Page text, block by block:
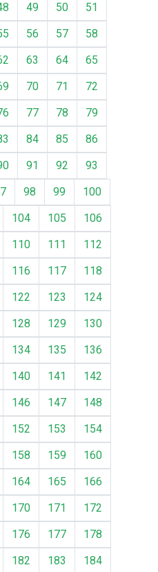
49 50
51
56 57
58
63 64
65
70 71
72
77 78
79
84 85
86
91 92
93
98 99
100
104 105
106
110 111
112
116 117
118
122 123
124
128 129
130
134 135
136
140 141
142
146 147
148
152 153
154
158 159
160
164 165
166
170 171
172
176 177
178
182 183
184